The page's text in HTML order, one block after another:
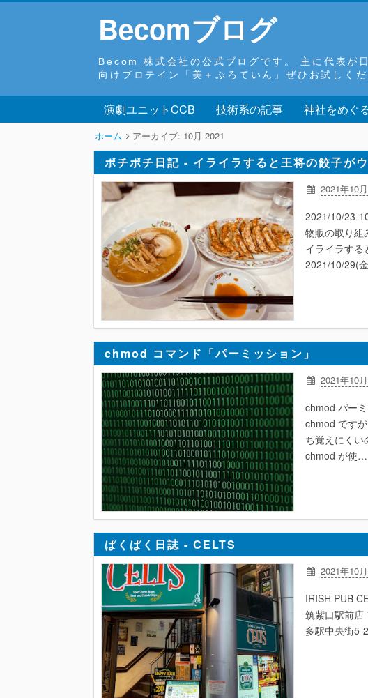
Becomブログ
Becom 株式会社の公式ブログです。 主に代表が
向けプロテイン「美＋ぷろていん」ぜひお試
演劇ユニットCCB 技術系の記事 神社をめぐ
ホーム アーカイブ: 10月 2021
ボチボチ日記 - イライラすると王将の餃子が
2021年10
2021/10/23-
物販の取り組
イライラする
2021/10/29(
chmod コマンド「パーミッション」
2021年10
chmod パー
chmod です
ち覚えにくい
chmod が使…
ぱくぱく日誌 - CELTS
2021年10
IRISH PUB
筑紫口駅前店
多駅中央街